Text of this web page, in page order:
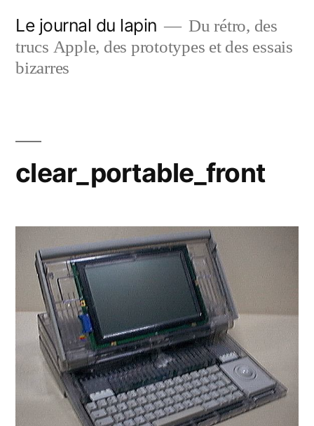
contenu
Le journal du lapin
Du rétro, des
trucs Apple, des prototypes et des essais
bizarres
clear_portable_front